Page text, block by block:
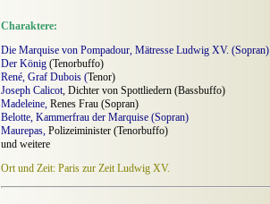
Charaktere:
Die Marquise von Pompadour, Mätresse Ludwig XV. (Sopran)
Der König (Tenorbuffo)
René, Graf Dubois (Tenor)
Joseph Calicot, Dichter von Spottliedern (Bassbuffo)
Madeleine, Renes Frau (Sopran)
Belotte, Kammerfrau der Marquise (Sopran)
Maurepas, Polizeiminister (Tenorbuffo)
und weitere
Ort und Zeit: Paris zur Zeit Ludwig XV.